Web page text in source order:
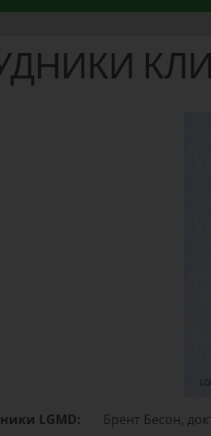
LGMD: Брент Бесон,